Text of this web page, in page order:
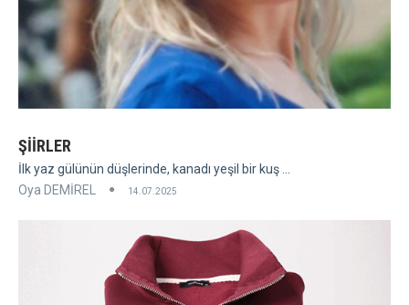
ŞİİRLER
İlk yaz gülünün düşlerinde, kanadı yeşil bir kuş ...
Oya DEMİREL
14.07.2025